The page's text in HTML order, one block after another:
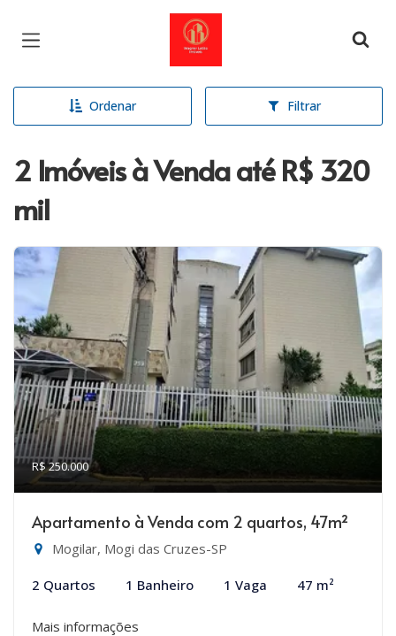
Página inicial
Ordenar Filtrar
2 Imóveis à Venda até R$ 320
mil
R$ 250.000
Apartamento à Venda com 2 quartos, 47m²
Mogilar, Mogi das Cruzes-SP
2 Quartos 1 Banheiro 1 Vaga 47 m²
Mais informações